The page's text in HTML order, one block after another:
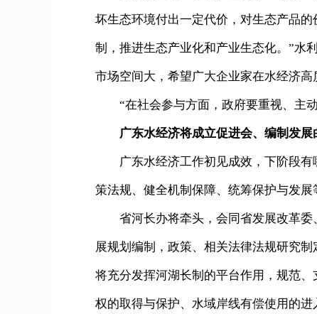
坏生态环境付出一定代价，对生态产品
制，推进生态产业化和产业生态化。”水
市场空间大，希望广大企业家在水经济
“在社会参与方面，政府要重视、主
广东水经济将成立促进会、编制发展
广东水经济工作初见成效，下阶段
策法规、健全机制保障、统筹保护与发展
省河长办将牵头，会同省发展改革
展规划编制，政策、相关法律法规研究
将充分发挥河湖长制的平台作用，规范
权的取得与保护、水域岸线有偿使用的